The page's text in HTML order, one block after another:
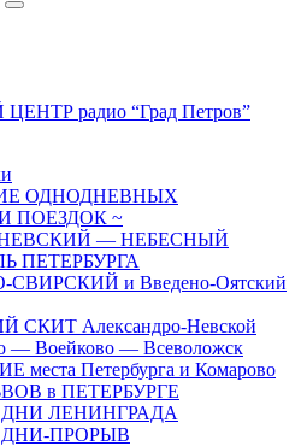
радио “Град Петров”
ОДНОДНЕВНЫХ
ПОЕЗДОК ~
— НЕБЕСНЫЙ
ПЕТЕРБУРГА
и Введено-Оятский
Александро-Невской
— Воейково — Всеволожск
Петербурга и Комарово
в ПЕТЕРБУРГЕ
ЛЕНИНГРАДА
ПРОРЫВ